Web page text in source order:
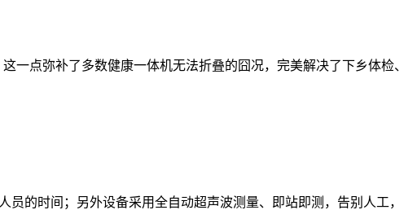
一点弥补了多数健康一体机无法折叠的囧况，完美解决了下乡体检、
的时间；另外设备采用全自动超声波测量、即站即测，告别人工，